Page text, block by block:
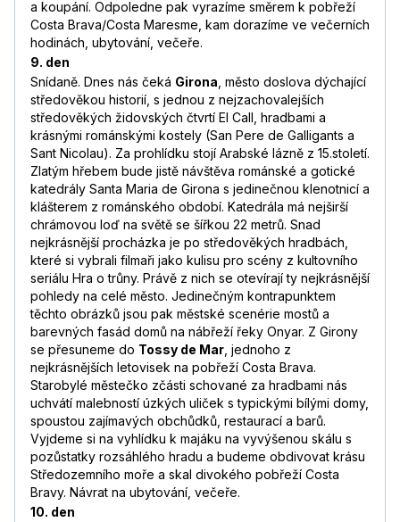
a koupání. Odpoledne pak vyrazíme směrem k pobřeží
Costa Brava/Costa Maresme, kam dorazíme ve večerních
hodinách, ubytování, večeře.
9. den
Snídaně. Dnes nás čeká Girona , město doslova dýchající
středověkou historií, s jednou z nejzachovalejších
středověkých židovských čtvrtí El Call, hradbami a
krásnými románskými kostely (San Pere de Galligants a
Sant Nicolau). Za prohlídku stojí Arabské lázně z 15.století.
Zlatým hřebem bude jistě návštěva románské a gotické
katedrály Santa Maria de Girona s jedinečnou klenotnicí a
klášterem z románského období. Katedrála má nejširší
chrámovou loď na světě se šířkou 22 metrů. Snad
nejkrásnější procházka je po středověkých hradbách,
které si vybrali filmaři jako kulisu pro scény z kultovního
seriálu Hra o trůny. Právě z nich se otevírají ty nejkrásnější
pohledy na celé město. Jedinečným kontrapunktem
těchto obrázků jsou pak městské scenérie mostů a
barevných fasád domů na nábřeží řeky Onyar. Z Girony
se přesuneme do Tossy de Mar , jednoho z
nejkrásnějších letovisek na pobřeží Costa Brava.
Starobylé městečko zčásti schované za hradbami nás
uchvátí malebností úzkých uliček s typickými bílými domy,
spoustou zajímavých obchůdků, restaurací a barů.
Vyjdeme si na vyhlídku k majáku na vyvýšenou skálu s
pozůstatky rozsáhlého hradu a budeme obdivovat krásu
Středozemního moře a skal divokého pobřeží Costa
Bravy. Návrat na ubytování, večeře.
10. den